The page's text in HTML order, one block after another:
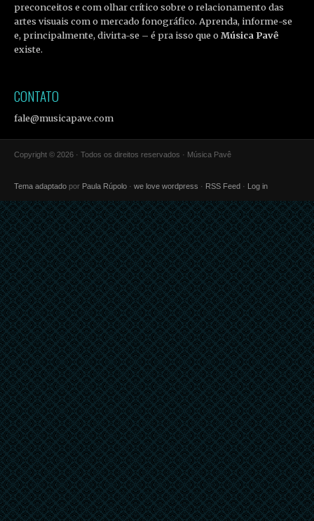
preconceitos e com olhar crítico sobre o relacionamento das
artes visuais com o mercado fonográfico. Aprenda, informe-se
e, principalmente, divirta-se – é pra isso que oMúsica Pavê
existe.
CONTATO
fale@musicapave.com
Copyright © 2026 · Todos os direitos reservados · Música Pavê
Tema adaptado por Paula Rúpolo · we love wordpress · RSS Feed · Log in